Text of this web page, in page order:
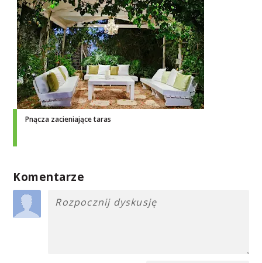
Pnącza zacieniające taras
Komentarze